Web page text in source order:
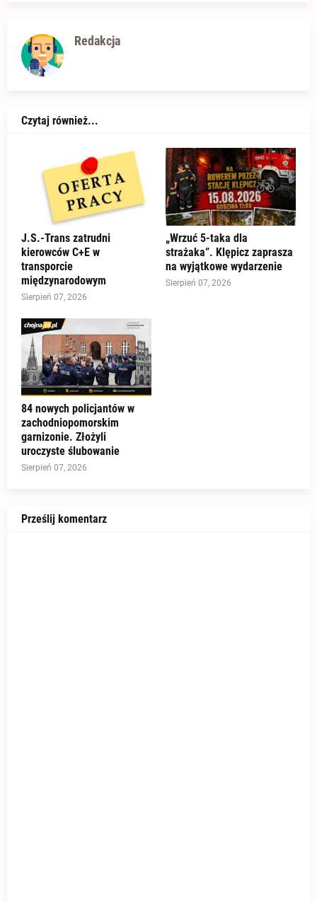
Redakcja
Czytaj również...
J.S.-Trans zatrudni
kierowców C+E w
transporcie
międzynarodowym
Sierpień 07, 2026
„Wrzuć 5-taka dla
strażaka”. Klępicz zaprasza
na wyjątkowe wydarzenie
Sierpień 07, 2026
84 nowych policjantów w
zachodniopomorskim
garnizonie. Złożyli
uroczyste ślubowanie
Sierpień 07, 2026
Prześlij komentarz